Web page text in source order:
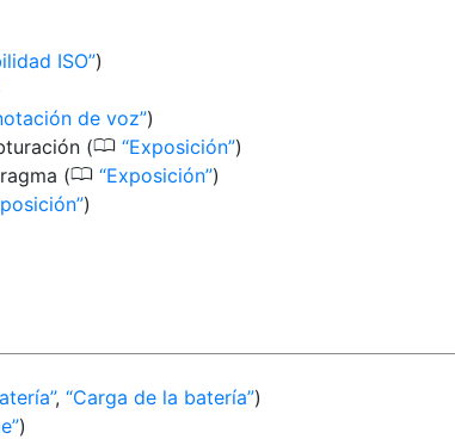
ISO )
de voz )
(0 Exposición )
(0 Exposición )
)
, Carga de la batería )
)